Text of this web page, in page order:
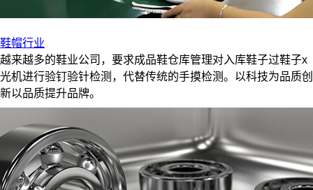
鞋帽行业
越来越多的鞋业公司，要求成品鞋仓库管理对入库鞋子过鞋子x
光机进行验钉验针检测，代替传统的手摸检测。以科技为品质创
新以品质提升品牌。